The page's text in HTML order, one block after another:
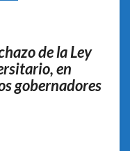
de la Ley
en
gobernadores